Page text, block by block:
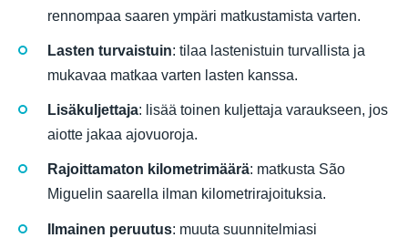
rennompaa saaren ympäri matkustamista varten.
Lasten turvaistuin: tilaa lastenistuin turvallista ja
mukavaa matkaa varten lasten kanssa.
Lisäkuljettaja: lisää toinen kuljettaja varaukseen, jos
aiotte jakaa ajovuoroja.
Rajoittamaton kilometrimäärä: matkusta São
Miguelin saarella ilman kilometrirajoituksia.
Ilmainen peruutus: muuta suunnitelmiasi